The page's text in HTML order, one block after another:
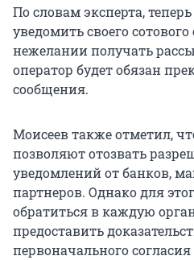
По словам эксперта,
уведомить своего
нежелании получать
оператор будет обязан
сообщения.
Моисеев также отметил,
позволяют отозвать
уведомлений от банков,
партнеров. Однако для
обратиться в каждую
предоставить
первоначального согласия